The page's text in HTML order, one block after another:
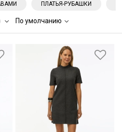
ПЛАТЬЯ-РУБАШКИ
По умолчанию